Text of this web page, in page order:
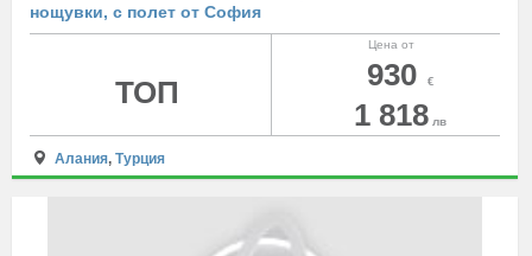
нощувки, с полет от София
Цена от
930 €
1 818 лв
ТОП
Алания,Турция